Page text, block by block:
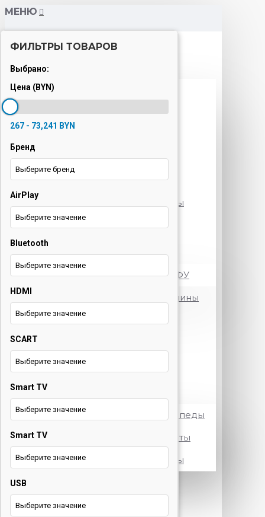
МЕНЮ
Вытяжки
Кондиционеры
Кофемашины
Морозильные камеры
Ноутбуки
Принтеры и МФУ
Посудомоечные машины
Стиральные машины
Холодильники
Электровелосипеды
Электросамокаты
Электроскутеры
техника и ТВ
ФИЛЬТРЫ ТОВАРОВ
Выбрано:
Цена (BYN)
267 - 73,241 BYN
Бренд
Выберите бренд
AirPlay
Выберите значение
Bluetooth
Выберите значение
HDMI
Выберите значение
SCART
Выберите значение
Smart TV
Выберите значение
Smart TV
Выберите значение
USB
Выберите значение